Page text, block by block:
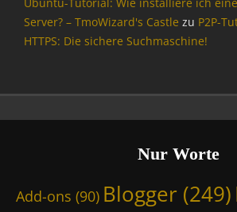
Server? – TmoWizard's Castle zu P2P-
HTTPS: Die sichere Suchmaschine!
Nur Worte
Add-ons (90) Blogger (249)